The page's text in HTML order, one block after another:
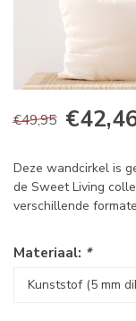
€49,95
Deze wandcirkel is
de Sweet Living
verschillende
Materiaal: *